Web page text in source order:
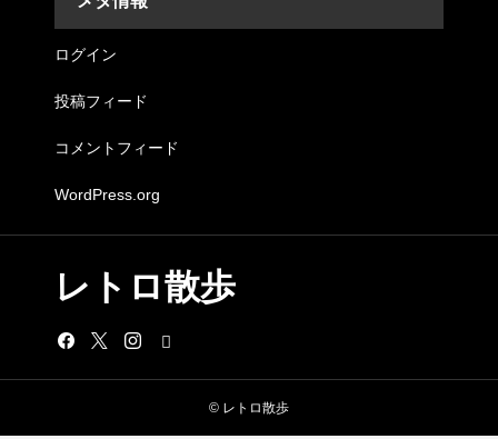
ログイン
投稿フィード
コメントフィード
WordPress.org
レトロ散歩
© レトロ散歩